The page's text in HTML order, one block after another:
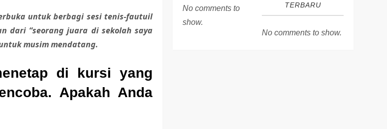
untuk berbagi sesi tenis-fautuil
dari “seorang juara di sekolah saya
musim mendatang.
di kursi yang
Apakah Anda
No comments to
show.
TERBARU
No comments to show.